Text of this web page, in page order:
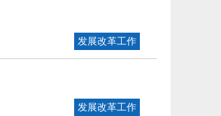
发展改革工作
发展改革工作